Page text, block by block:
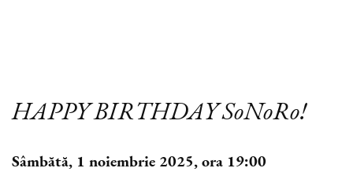
HAPPY BIRTHDAY SoNoRo!
Sâmbătă, 1 noiembrie 2025, ora 19:00